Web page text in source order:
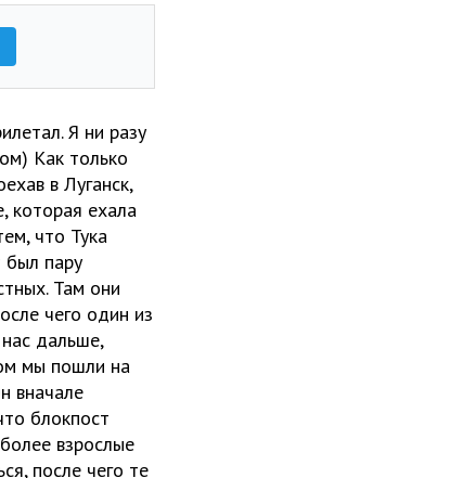
Я ни разу
Как только
в Луганск,
которая ехала
что Тука
был пару
Там они
чего один из
дальше,
мы пошли на
вначале
блокпост
взрослые
после чего те